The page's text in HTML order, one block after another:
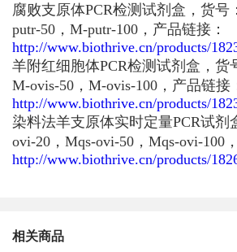
腐败支原体PCR检测试剂盒，货号
putr-50，M-putr-100，产品链接：
http://www.biothrive.cn/products/
羊附红细胞体PCR检测试剂盒，货
M-ovis-50，M-ovis-100，产品链接
http://www.biothrive.cn/products/
染料法羊支原体实时定量PCR试剂
ovi-20，Mqs-ovi-50，Mqs-ovi-100
http://www.biothrive.cn/products/
相关商品